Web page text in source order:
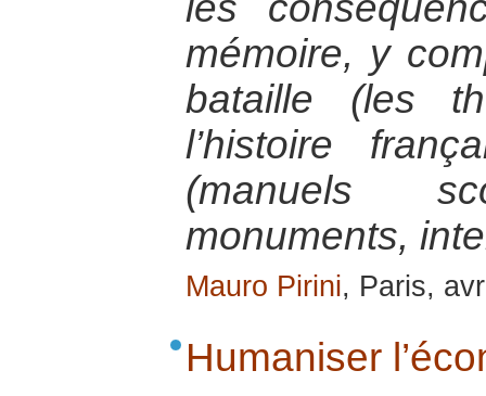
mémoire, y
bataille (les
l’histoire
(manuels
monuments,
Mauro Pirini, Paris,
Humaniser